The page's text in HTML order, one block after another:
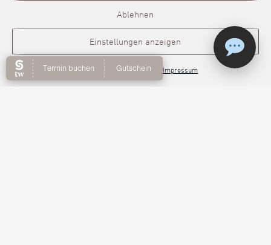
Ablehnen
Einstellungen anzeigen
Cookie-RichtlinieDatenschutz Impressum
Online Hautberatung
Kontakt:
Aura Beauty Salon
Semra Kabay Arslan
In der Au 23